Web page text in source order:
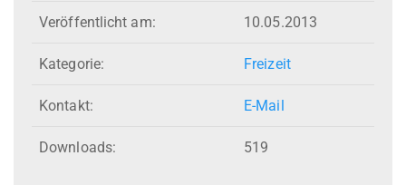
Veröffentlicht am: 10.05.2013
Kategorie: Freizeit
Kontakt: E-Mail
Downloads: 519